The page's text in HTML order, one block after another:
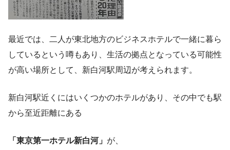
最近では、二人が東北地方のビジネスホテルで一緒に暮ら
しているという噂もあり、生活の拠点となっている可能性
が高い場所として、新白河駅周辺が考えられます。
新白河駅近くにはいくつかのホテルがあり、その中でも駅
から至近距離にある
「東京第一ホテル新白河」 が、